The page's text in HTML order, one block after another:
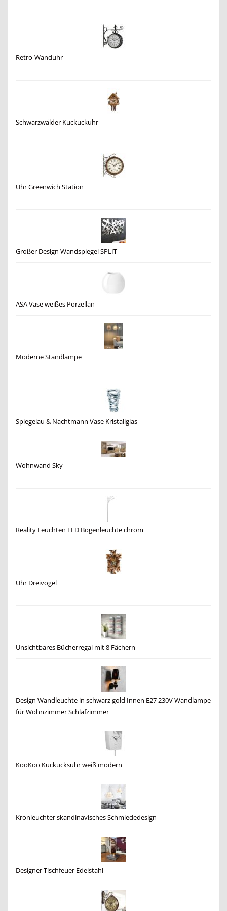
Retro-Wanduhr
Schwarzwälder Kuckuckuhr
Uhr Greenwich Station
Großer Design Wandspiegel SPLIT
ASA Vase weißes Porzellan
Moderne Standlampe
Spiegelau & Nachtmann Vase Kristallglas
Wohnwand Sky
Reality Leuchten LED Bogenleuchte chrom
Uhr Dreivogel
Unsichtbares Bücherregal mit 8 Fächern
Design Wandleuchte in schwarz gold Innen E27 230V Wandlampe
für Wohnzimmer Schlafzimmer
KooKoo Kuckucksuhr weiß modern
Kronleuchter skandinavisches Schmiededesign
Designer Tischfeuer Edelstahl